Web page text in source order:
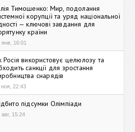
Тимошенко: Мир, подолання
корупції та уряд національної
— ключові завдання для
країни
янв, 16:01
Росія використовує целюлозу та
санкції для зростання
снарядів
ноя, 22:43
підсумки Олімпіади
авг, 15:24